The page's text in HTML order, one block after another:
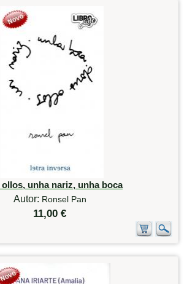
ollos, unha nariz, unha boca
Autor: Ronsel Pan
11,00 €